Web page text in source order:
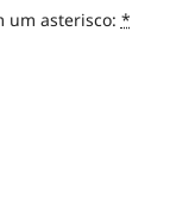
um asterisco: *